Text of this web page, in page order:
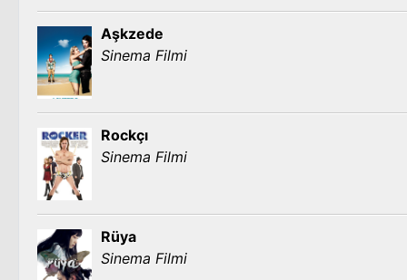
Aşkzede
Sinema Filmi
Rockçı
Sinema Filmi
Rüya
Sinema Filmi